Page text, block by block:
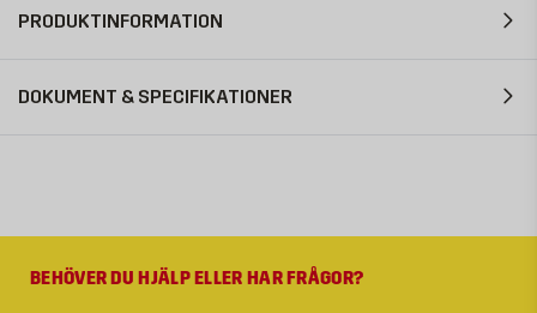
PRODUKTINFORMATION
DOKUMENT & SPECIFIKATIONER
BEHÖVER DU HJÄLP ELLER HAR FRÅGOR?